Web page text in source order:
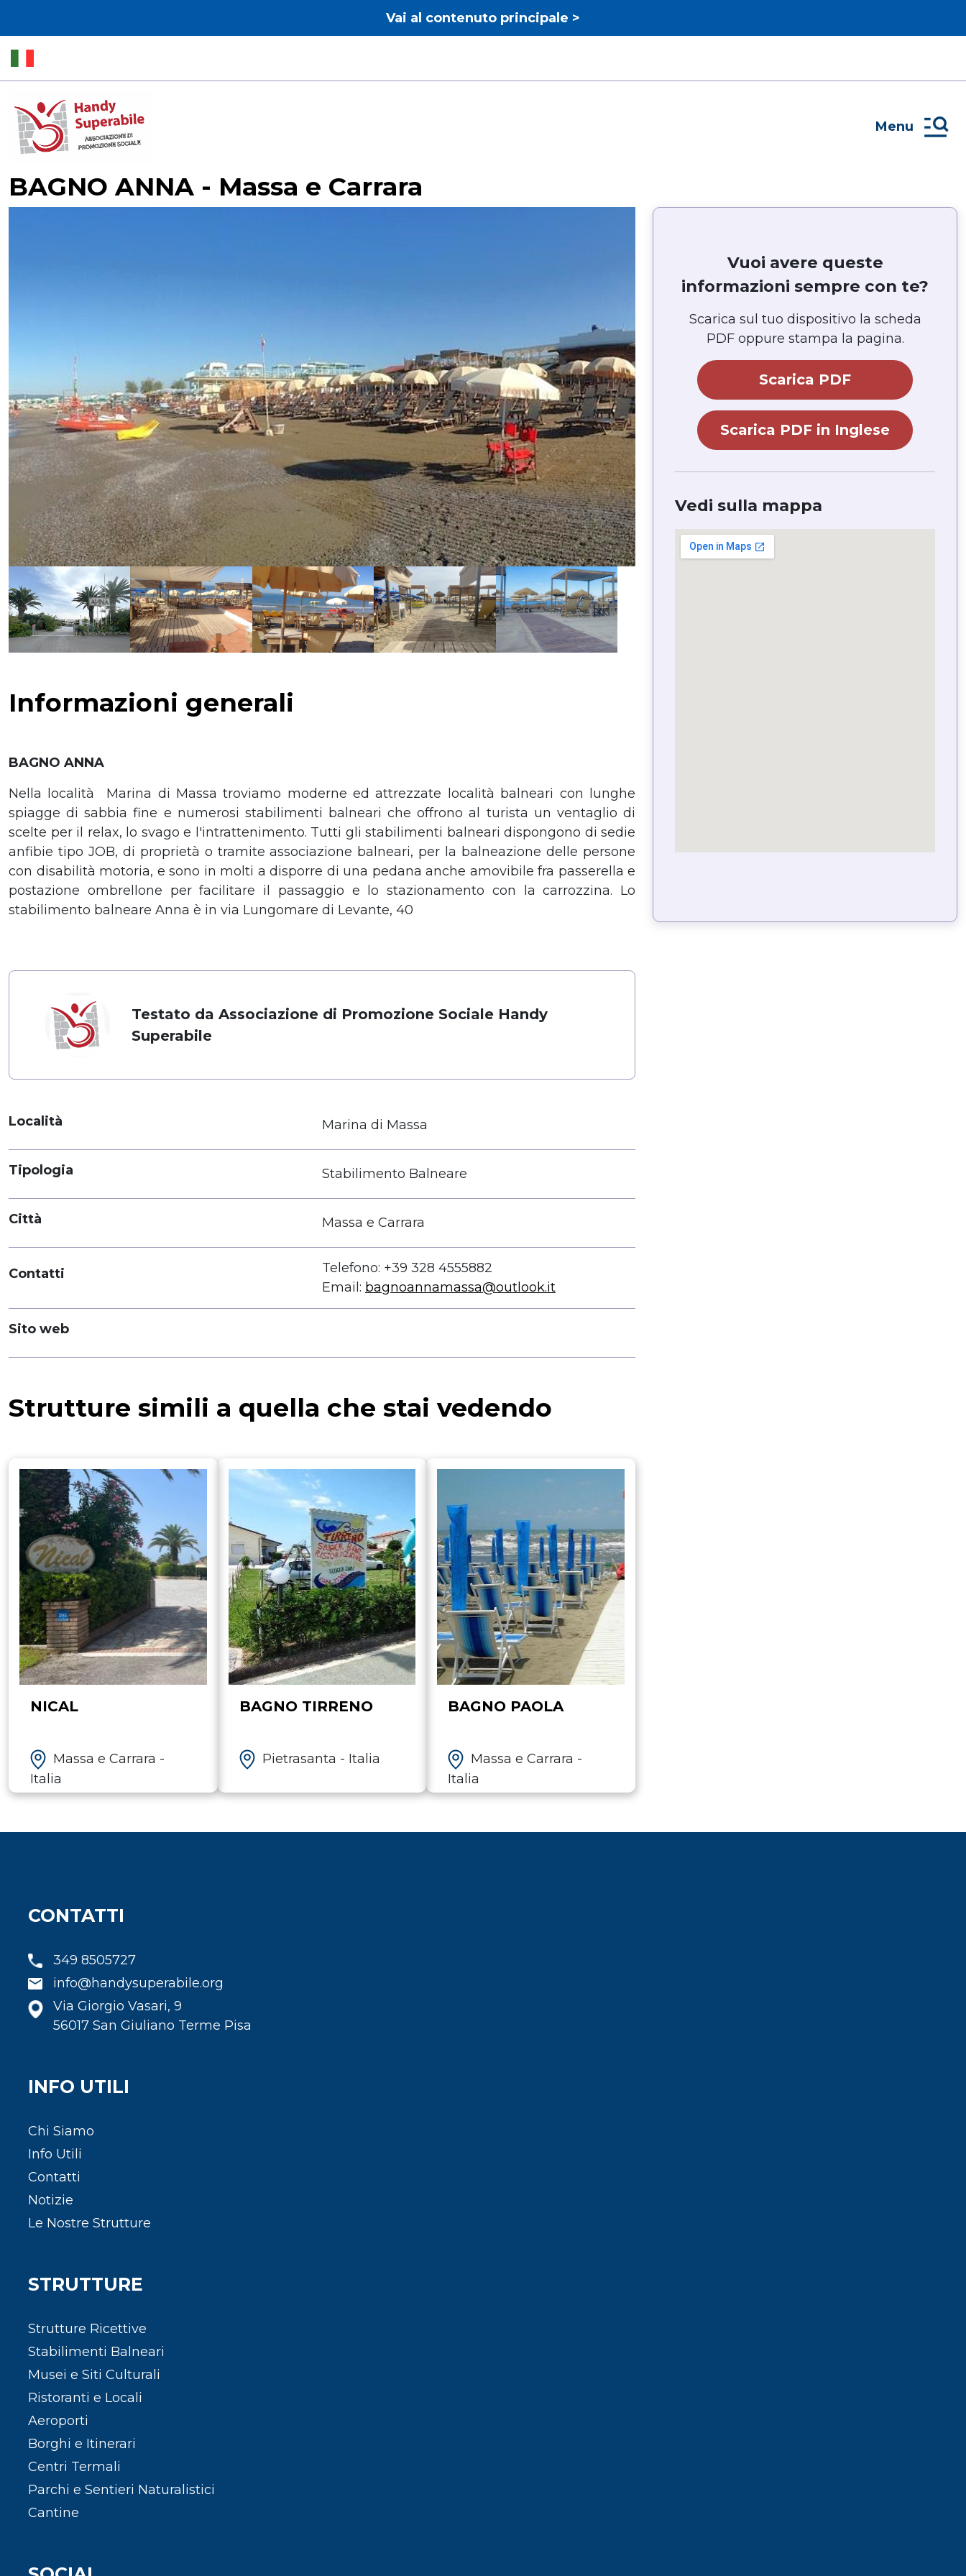
Vai al contenuto principale >
Menu
BAGNO ANNA - Massa e Carrara
Informazioni generali
BAGNO ANNA
Nella località Marina di Massa troviamo moderne ed attrezzate località balneari con lunghe
spiagge di sabbia fine e numerosi stabilimenti balneari che offrono al turista un ventaglio di
scelte per il relax, lo svago e l'intrattenimento. Tutti gli stabilimenti balneari dispongono di sedie
anfibie tipo JOB, di proprietà o tramite associazione balneari, per la balneazione delle persone
con disabilità motoria, e sono in molti a disporre di una pedana anche amovibile fra passerella e
postazione ombrellone per facilitare il passaggio e lo stazionamento con la carrozzina. Lo
stabilimento balneare Anna è in via Lungomare di Levante, 40
Testato da Associazione di Promozione Sociale Handy
Superabile
Località Marina di Massa
Tipologia Stabilimento Balneare
Città Massa e Carrara
Contatti
Telefono: +39 328 4555882
Email: bagnoannamassa@outlook.it
Sito web
Strutture simili a quella che stai vedendo
NICAL
Massa e Carrara -
Italia
BAGNO TIRRENO
Pietrasanta - Italia
BAGNO PAOLA
Massa e Carrara -
Italia
Vuoi avere queste
informazioni sempre con te?
Scarica sul tuo dispositivo la scheda
PDF oppure stampa la pagina.
Scarica PDF
Scarica PDF in Inglese
Vedi sulla mappa
CONTATTI
349 8505727
info@handysuperabile.org
Via Giorgio Vasari, 9
56017 San Giuliano Terme Pisa
INFO UTILI
Chi Siamo
Info Utili
Contatti
Notizie
Le Nostre Strutture
STRUTTURE
Strutture Ricettive
Stabilimenti Balneari
Musei e Siti Culturali
Ristoranti e Locali
Aeroporti
Borghi e Itinerari
Centri Termali
Parchi e Sentieri Naturalistici
Cantine